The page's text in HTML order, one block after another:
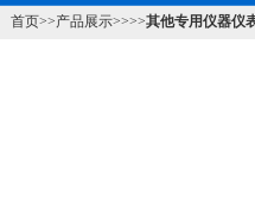
首页>>产品展示>>>>其他专用仪器仪